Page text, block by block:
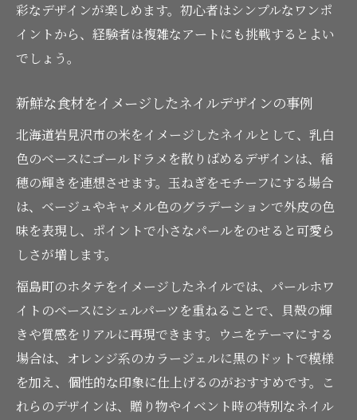
彩なデザインが楽しめます。初心者はシンプルなワンポ
イントから、経験者は複雑なアートにも挑戦するとよい
でしょう。
新鮮な食材をイメージしたネイルデザインの事例
北海道岩見沢市の米をイメージしたネイルとして、乳白
色のベースにゴールドラメを散りばめるデザインは、稲
穂の輝きを連想させます。玉ねぎをモチーフにする場合
は、ベージュやキャメル色のグラデーションで外皮の色
味を表現し、ポイントで小さなパールをのせると可愛ら
しさが増します。
福島町のホタテをイメージしたネイルでは、パールホワ
イトのベースにシェルパーツを重ねることで、貝殻の輝
きや質感をリアルに再現できます。ウニをテーマにする
場合は、オレンジ系のカラージェルに黒のドットで模様
を加え、個性的な印象に仕上げるのがおすすめです。こ
れらのデザインは、贈り物やイベント時の特別なネイル